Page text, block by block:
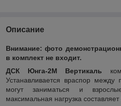
Описание
Внимание: фото
в комплект не входит.
ДСК Юнга-2М Вертикаль
Устанавливается враспор
могут заниматься и
максимальная нагрузка составляет